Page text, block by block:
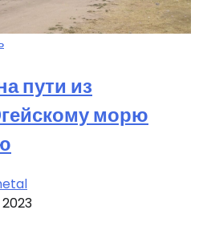
пути из
морю